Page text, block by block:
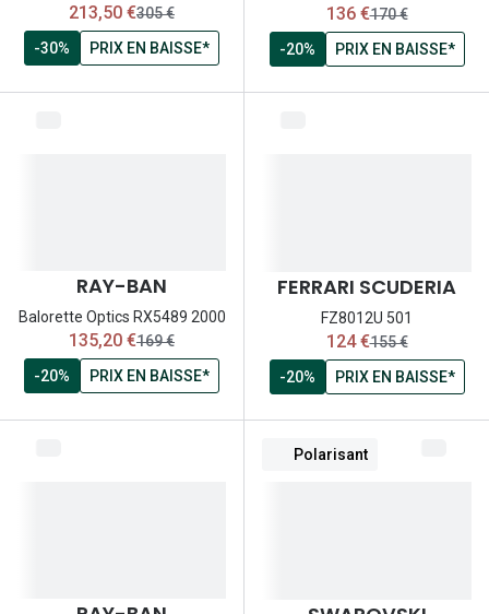
maintenant:
213,50 €ancien prix:
305 €
-30%
PRIX EN BAISSE*
maintenant:
136 €ancien prix:
170 €
-20%
PRIX EN BAISSE*
RAY-BAN
Balorette Optics RX5489 2000
maintenant:
135,20 €ancien prix:
169 €
-20%
PRIX EN BAISSE*
FERRARI SCUDERIA
FZ8012U 501
maintenant:
124 €ancien prix:
155 €
-20%
PRIX EN BAISSE*
Polarisant